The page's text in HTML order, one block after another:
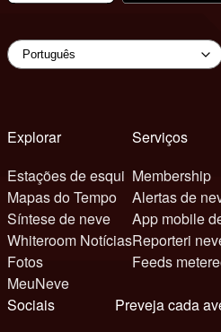
Explorar
Estações de esqui
Mapas do Tempo
Síntese de neve
Whiteroom Notícias
Fotos
MeuNeve
Serviços
Membership
Alertas de
App mobile
Reporteri
Feeds
Sociais
Preveja cada